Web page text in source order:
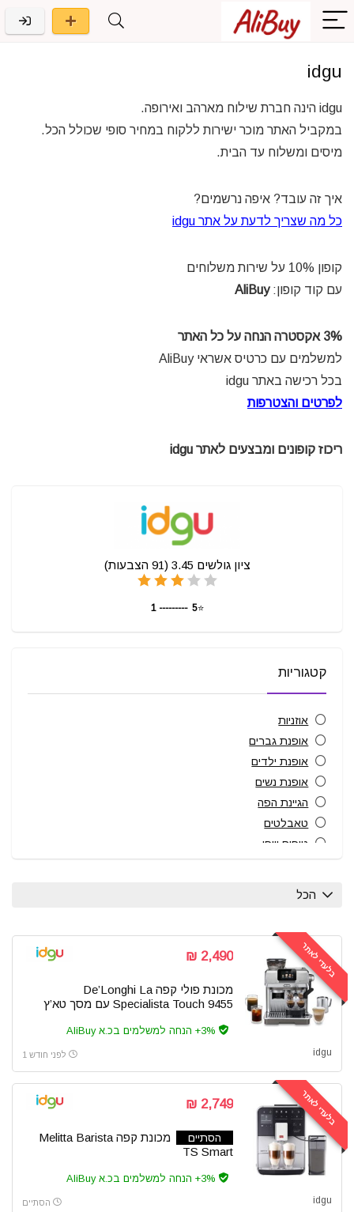
idgu
idgu הינה חברת שילוח מארהב ואירופה.
במקביל האתר מוכר ישירות ללקוח במחיר סופי שכולל הכל.
מיסים ומשלוח עד הבית.
איך זה עובד? איפה נרשמים?
כל מה שצריך לדעת על אתר idgu
קופון 10% על שירות משלוחים
עם קוד קופון:AliBuy
3% אקסטרה הנחה על כל האתר
למשלמים עם כרטיס אשראי AliBuy
בכל רכישה באתר idgu
לפרטים והצטרפות
ריכוז קופונים ומבצעים לאתר idgu
ציון גולשים 3.45
(
91 הצבעות)
⭐
5 --------- 1
קטגוריות
אוזניות
אופנת גברים
אופנת ילדים
אופנת נשים
הגיינת הפה
טאבלטים
טיפוח ויופי
כוננים ואחסון
מוצרי חשמל
מוצרי תינוקות
מזוודות
מסכי מחשב
סקירות וביקורות
קולנוע ביתי
קופונים
קמפינג וטיולים
רמקולים
שואבי אבק
כל הקטגוריות
הכל
בלעדי לאתר 2,490 ₪
מכונת פולי קפה De’Longhi La
Specialista Touch 9455 עם מסך טא’ץ
idgu לפני חודש 1
בלעדי לאתר 2,749 ₪
הסתיים
מכונת קפה Melitta Barista
TS Smart
idgu הסתיים